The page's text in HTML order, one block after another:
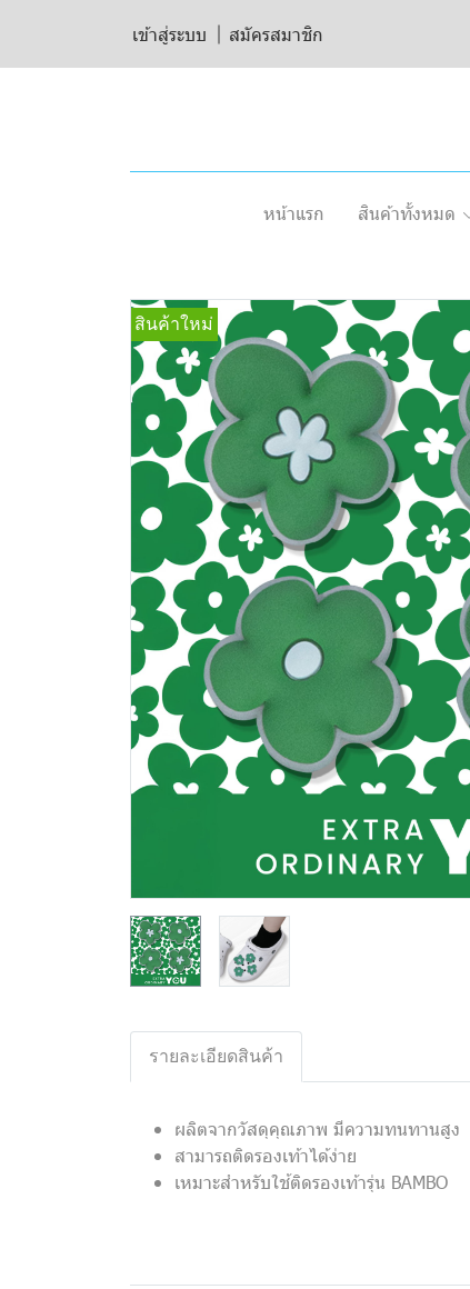
เข้าสู่ระบบ สมัครสมาชิก
หน้าแรก สินค้าทั้งหมด
สินค้าใหม่
รายละเอียดสินค้า
ผลิตจากวัสดุคุณภาพ มีความทนทานสูง
สามารถติดรองเท้าได้ง่าย
เหมาะสำหรับใช้ติดรองเท้ารุ่น BAMBO